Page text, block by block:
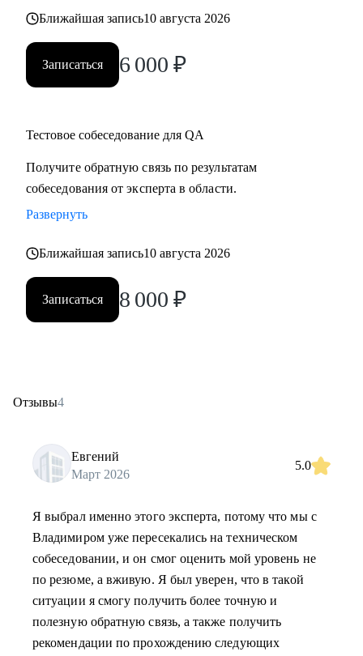
Ближайшая запись10 августа 2026
Записаться 6 000 ₽
Тестовое собеседование для QA
Получите обратную связь по результатам
собеседования от эксперта в области.
Развернуть
Ближайшая запись10 августа 2026
Записаться 8 000 ₽
Отзывы4
Евгений
Март 2026
5.0
Я выбрал именно этого эксперта, потому что мы с
Владимиром уже пересекались на техническом
собеседовании, и он смог оценить мой уровень не
по резюме, а вживую. Я был уверен, что в такой
ситуации я смогу получить более точную и
полезную обратную связь, а также получить
рекомендации по прохождению следующих